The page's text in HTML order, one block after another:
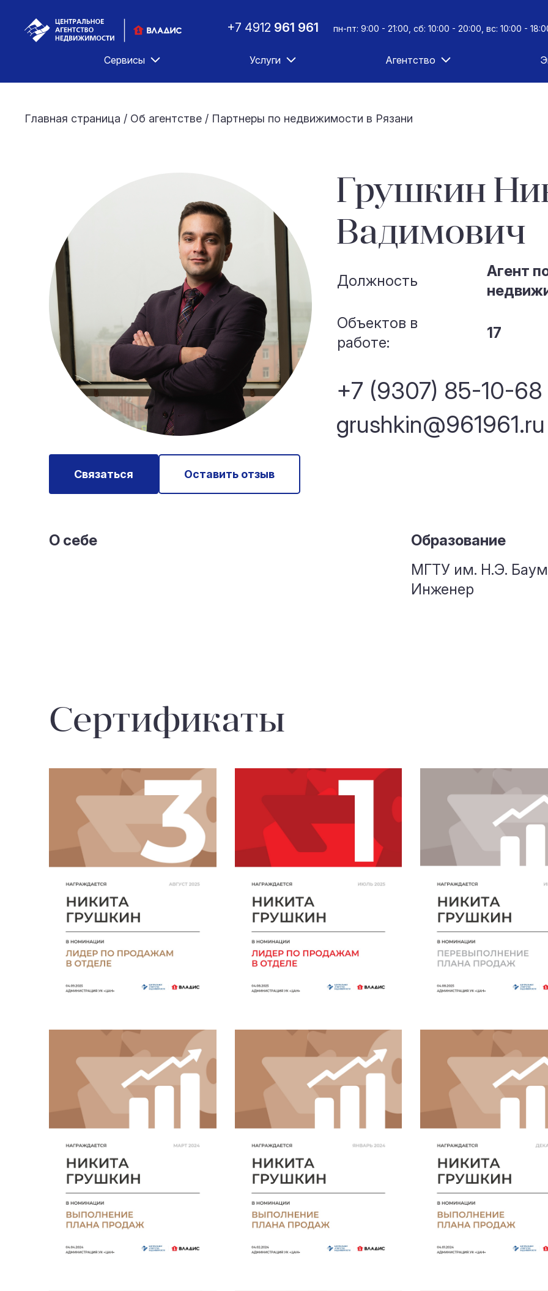
+7 4912 961 961 пн-пт: 9:00 - 21:00, сб: 10:00 - 20:00, вс: 10:00 -
Сервисы Услуги Агентство
Главная страница / Об агентстве / Партнеры по недвижимости в Рязани
Связаться Оставить отзыв
Грушкин
Вадимович
Должность
Агент
Объектов в
работе:
17
+7 (9307) 85-10-68
grushkin@961961.ru
О себе
Образование
МГТУ им. Н.Э.
Инженер
Сертификаты